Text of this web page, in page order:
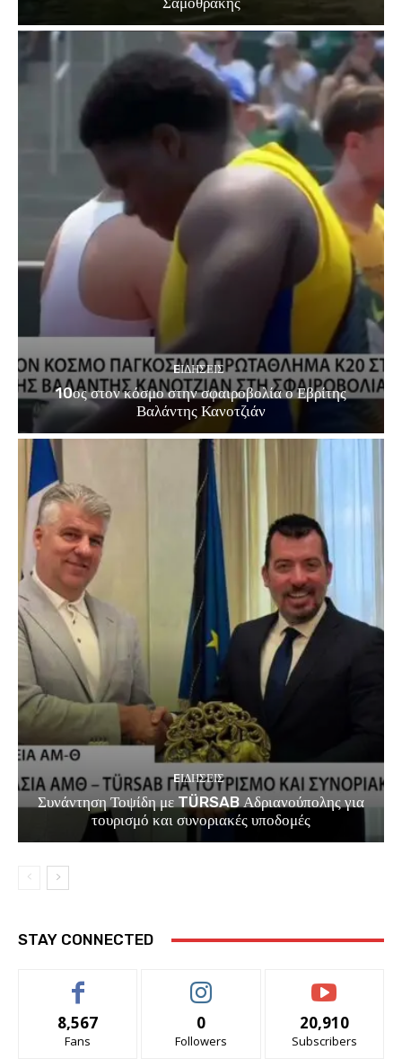
EΙΔΗΣΕΙΣ
10ος στον κόσμο στην σφαιροβολία ο Εβρίτης
Βαλάντης Κανοτζιάν
EΙΔΗΣΕΙΣ
Συνάντηση Τοψίδη με TÜRSAB Αδριανούπολης για
τουρισμό και συνοριακές υποδομές
STAY CONNECTED
8,567
Fans
0
Followers
20,910
Subscribers